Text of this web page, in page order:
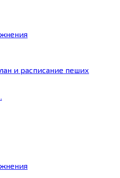
и расписание пеших